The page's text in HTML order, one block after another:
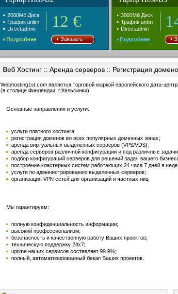
2000Mб Диск
Трафик unlim
Directadmin
12 €
Подробнее Заказать
3000Mб Диск
Трафик unlim
Directadmin
Подробнее
Веб Хостинг :: Аренда серверов :: Регистрация
Webhosting1st.com является торговой маркой европейского дата-
(в столице Финляндии, г.Хельсинки).
Основные направления и услуги:
услуги платного хостинга;
регистрация доменов во всех популярных доменных зонах;
аренда виртуальных выделенных серверов (VPS/VDS);
аренда серверов различной конфигурации и под различные
подбор конфигураций серверов для решений задач вашего
построение кластерных систем работающих 24 часа 7 дней в
услуги по администрированию выделенных серверов;
организация VPN сетей для организаций и частных лиц
Мы гарантируем:
полную конфиденциальность информации;
высокий профессионализм;
безопасность и качественную работу Ваших проектов;
техническую поддержку 24х7;
uptime наших сервисов составляет 99.9%;
полный, автоматизированный бекап Ваших проектов